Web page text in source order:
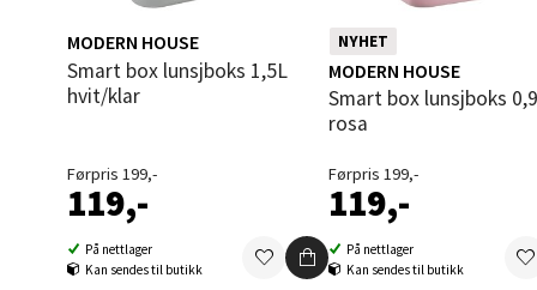
MODERN HOUSE
Smart box lunsjboks 1,5L
hvit/klar
Førpris 199,-
119,-
På nettlager
Kan sendes til butikk
NYHET
MODERN HOUSE
Smart box lunsjboks 0,9L lys
rosa
Førpris 199,-
119,-
På nettlager
Kan sendes til butikk
Åpent